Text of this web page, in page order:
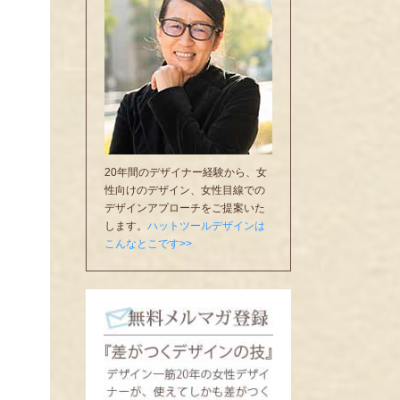
20年間のデザイナー経験から、女
性向けのデザイン、女性目線での
デザインアプローチをご提案いた
します。 ハットツールデザインは
こんなとこです>>